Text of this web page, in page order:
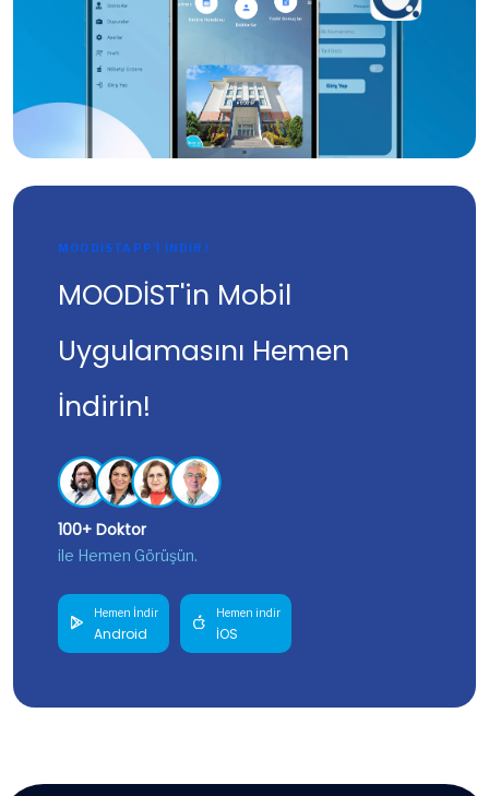
MOODİSTAPP'İ İNDİR!
MOODİST'in Mobil
Uygulamasını Hemen
İndirin!
100+ Doktor
ile Hemen Görüşün.
Hemen İndir
Android
Hemen indir
İOS